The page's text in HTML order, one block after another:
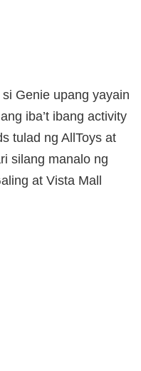
Genie upang yayain
iba’t ibang activity
tulad ng AllToys at
silang manalo ng
at Vista Mall